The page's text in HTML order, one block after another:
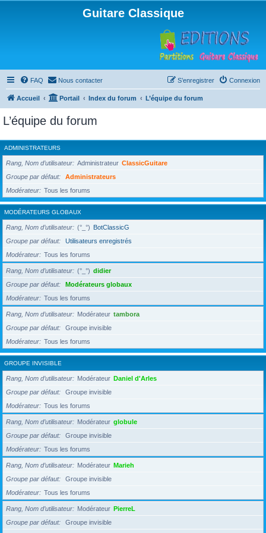
Guitare Classique
FAQ Nous contacter Connexion
S’enregistrer
Accueil Portail Index du forum L’équipe du forum
L’équipe du forum
ADMINISTRATEURS
Rang, Nom d’utilisateur Administrateur ClassicGuitare
Groupe par défaut
Administrateurs
Modérateur
Tous les forums
MODÉRATEURS GLOBAUX
Rang, Nom d’utilisateur (°_°) BotClassicG
Groupe par défaut
Utilisateurs enregistrés
Modérateur
Tous les forums
Rang, Nom d’utilisateur (°_°) didier
Groupe par défaut
Modérateurs globaux
Modérateur
Tous les forums
Rang, Nom d’utilisateur Modérateur tambora
Groupe par défaut
Groupe invisible
Modérateur
Tous les forums
GROUPE INVISIBLE
Rang, Nom d’utilisateur Modérateur Daniel d'Arles
Groupe par défaut
Groupe invisible
Modérateur
Tous les forums
Rang, Nom d’utilisateur Modérateur globule
Groupe par défaut
Groupe invisible
Modérateur
Tous les forums
Rang, Nom d’utilisateur Modérateur Marieh
Groupe par défaut
Groupe invisible
Modérateur
Tous les forums
Rang, Nom d’utilisateur Modérateur PierreL
Groupe par défaut
Groupe invisible